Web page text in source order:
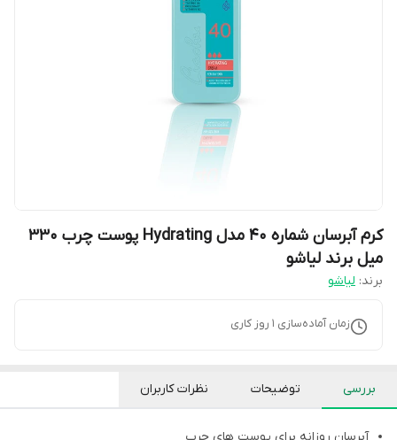
کرم آبرسان شماره ۴۰ مدل Hydrating پوست چرب ۳۳۰
میل برند لیاشو
برند: لیاشو
زمان آماده‌سازی 1 روز کاری
بررسی توضیحات نظرات کاربران